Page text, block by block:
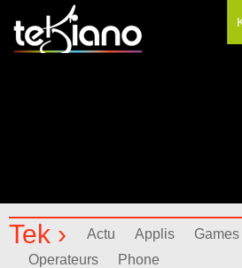
Tek › Actu Applis Games
Operateurs
Phone